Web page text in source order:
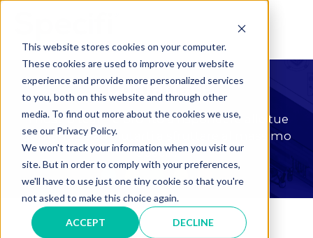
This website stores cookies on your computer.
These cookies are used to improve your website
experience and provide more personalized services
to you, both on this website and through other
media. To find out more about the cookies we use,
see our Privacy Policy.
We won't track your information when you visit our
site. But in order to comply with your preferences,
we'll have to use just one tiny cookie so that you're
not asked to make this choice again.
ACCEPT DECLINE
content
Contattaci
Il nostro team è pronto a rispondere alle tue
domande e ad aiutarti a sfruttare al massimo
Specifi.